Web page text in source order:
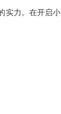
实力。在开启小